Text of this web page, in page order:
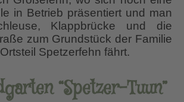
in Betrieb präsentiert und man
Klappbrücke und die
zum Grundstück der Familie
Spetzerfehn fährt.
“Spetzer-Tuun”